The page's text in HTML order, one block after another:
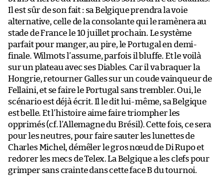
Il est sûr de son fait : sa Belgique prendra la voie
alternative, celle de la consolante qui le ramènera au
stade de France le 10 juillet prochain. Le système
parfait pour manger, au pire, le Portugal en demi-
finale. Wilmots l’assume, parfois il bluffe. Et le voilà
sur un plateau avec ses Diables. Car il va braquer la
Hongrie, retourner Galles sur un coude vainqueur de
Fellaini, et se faire le Portugal sans trembler. Oui, le
scénario est déjà écrit. Il le dit lui-même, sa Belgique
est belle. Et l’histoire aime faire triompher les
opprimés (cf. l’Allemagne du Brésil). Cette fois, ce sera
pour les neutres, pour faire sauter les lunettes de
Charles Michel, démêler le gros nœud de Di Rupo et
redorer les mecs de Telex. La Belgique a les clefs pour
grimper sans crainte dans cette face B du tournoi.